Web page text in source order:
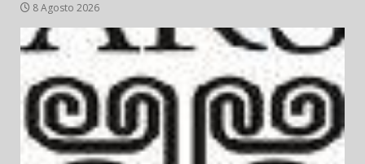
8 Agosto 2026